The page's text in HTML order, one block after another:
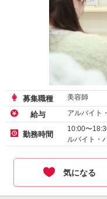
募集職種 美容師
給与 アルバイト
勤務時間
10:00〜
ルバイト・
気になる